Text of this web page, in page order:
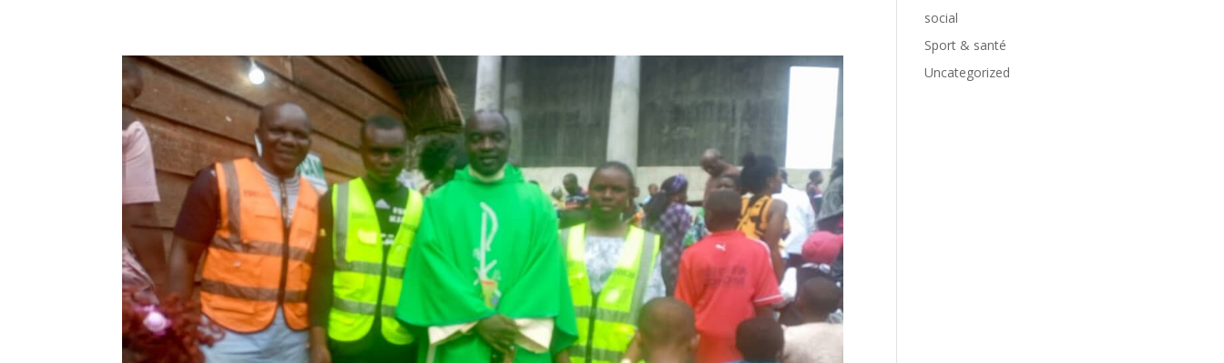
social
Sport & santé
Uncategorized